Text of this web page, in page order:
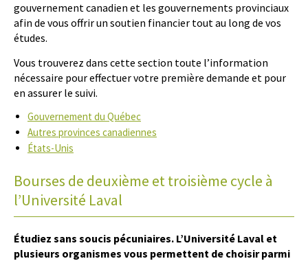
gouvernement canadien et les gouvernements provinciaux
afin de vous offrir un soutien financier tout au long de vos
études.
Vous trouverez dans cette section toute l’information
nécessaire pour effectuer votre première demande et pour
en assurer le suivi.
Gouvernement du Québec
Autres provinces canadiennes
États-Unis
Bourses de deuxième et troisième cycle à
l’Université Laval
Étudiez sans soucis pécuniaires. L’Université Laval et
plusieurs organismes vous permettent de choisir parmi